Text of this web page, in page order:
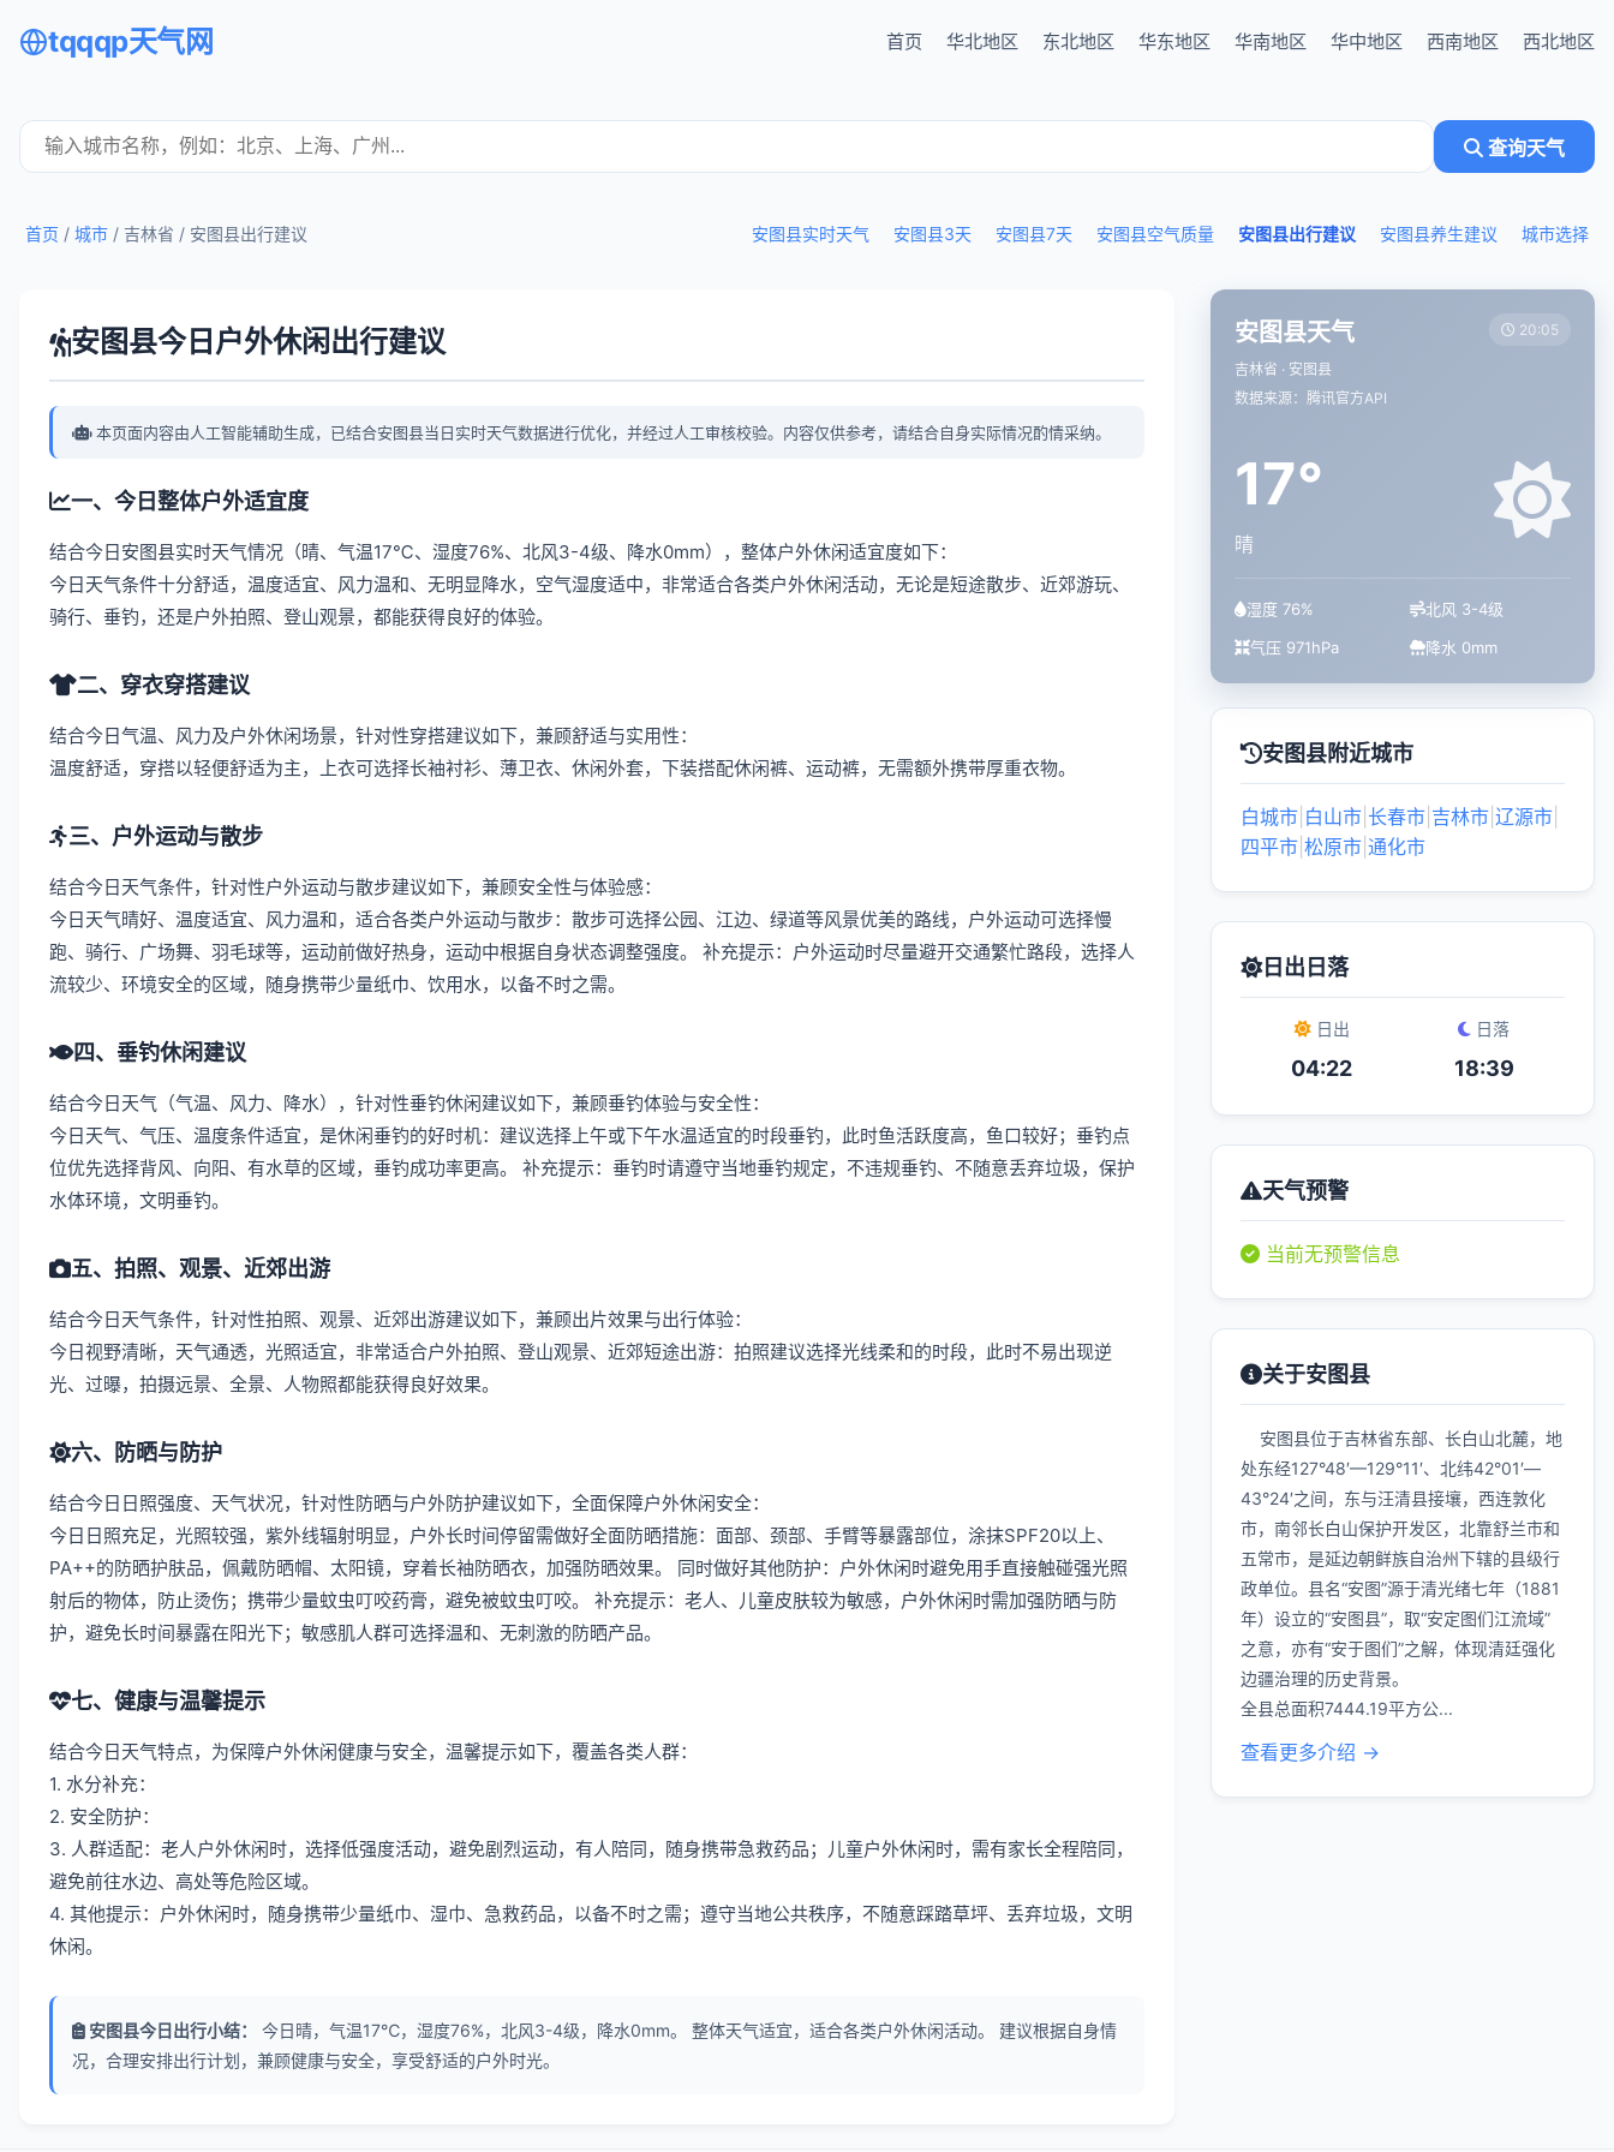
tqqqp天气网 首页 华北地区 东北地区 华东地区 华南地区 华中地区 西南地区 西北地区
查询天气
安图县实时天气 安图县3天 安图县7天 安图县空气质量 安图县出行建议 安图县养生建议 城市选择
首页 / 城市 / 吉林省 / 安图县出行建议
安图县今日户外休闲出行建议
本页面内容由人工智能辅助生成，已结合安图县当日实时天气数据进行优化，并经过人工审核校验。内容仅供参考，请结合自身实际情况酌情采纳。
一、今日整体户外适宜度
结合今日安图县实时天气情况（晴、气温17℃、湿度76%、北风3-4级、降水0mm），整体户外休闲适宜度如下：
今日天气条件十分舒适，温度适宜、风力温和、无明显降水，空气湿度适中，非常适合各类户外休闲活动，无论是短途散步、近郊游玩、
骑行、垂钓，还是户外拍照、登山观景，都能获得良好的体验。
二、穿衣穿搭建议
结合今日气温、风力及户外休闲场景，针对性穿搭建议如下，兼顾舒适与实用性：
温度舒适，穿搭以轻便舒适为主，上衣可选择长袖衬衫、薄卫衣、休闲外套，下装搭配休闲裤、运动裤，无需额外携带厚重衣物。
三、户外运动与散步
结合今日天气条件，针对性户外运动与散步建议如下，兼顾安全性与体验感：
今日天气晴好、温度适宜、风力温和，适合各类户外运动与散步：散步可选择公园、江边、绿道等风景优美的路线，户外运动可选择慢
跑、骑行、广场舞、羽毛球等，运动前做好热身，运动中根据自身状态调整强度。 补充提示：户外运动时尽量避开交通繁忙路段，选择人
流较少、环境安全的区域，随身携带少量纸巾、饮用水，以备不时之需。
四、垂钓休闲建议
结合今日天气（气温、风力、降水），针对性垂钓休闲建议如下，兼顾垂钓体验与安全性：
今日天气、气压、温度条件适宜，是休闲垂钓的好时机：建议选择上午或下午水温适宜的时段垂钓，此时鱼活跃度高，鱼口较好；垂钓点
位优先选择背风、向阳、有水草的区域，垂钓成功率更高。 补充提示：垂钓时请遵守当地垂钓规定，不违规垂钓、不随意丢弃垃圾，保护
水体环境，文明垂钓。
五、拍照、观景、近郊出游
结合今日天气条件，针对性拍照、观景、近郊出游建议如下，兼顾出片效果与出行体验：
今日视野清晰，天气通透，光照适宜，非常适合户外拍照、登山观景、近郊短途出游：拍照建议选择光线柔和的时段，此时不易出现逆
光、过曝，拍摄远景、全景、人物照都能获得良好效果。
六、防晒与防护
结合今日日照强度、天气状况，针对性防晒与户外防护建议如下，全面保障户外休闲安全：
今日日照充足，光照较强，紫外线辐射明显，户外长时间停留需做好全面防晒措施：面部、颈部、手臂等暴露部位，涂抹SPF20以上、
PA++的防晒护肤品，佩戴防晒帽、太阳镜，穿着长袖防晒衣，加强防晒效果。 同时做好其他防护：户外休闲时避免用手直接触碰强光照
射后的物体，防止烫伤；携带少量蚊虫叮咬药膏，避免被蚊虫叮咬。 补充提示：老人、儿童皮肤较为敏感，户外休闲时需加强防晒与防
护，避免长时间暴露在阳光下；敏感肌人群可选择温和、无刺激的防晒产品。
七、健康与温馨提示
结合今日天气特点，为保障户外休闲健康与安全，温馨提示如下，覆盖各类人群：
1. 水分补充：
2. 安全防护：
3. 人群适配：老人户外休闲时，选择低强度活动，避免剧烈运动，有人陪同，随身携带急救药品；儿童户外休闲时，需有家长全程陪同，
避免前往水边、高处等危险区域。
4. 其他提示：户外休闲时，随身携带少量纸巾、湿巾、急救药品，以备不时之需；遵守当地公共秩序，不随意踩踏草坪、丢弃垃圾，文明
休闲。
安图县今日出行小结：
今日晴，气温17℃，湿度76%，北风3-4级，降水0mm。 整体天气适宜，适合各类户外休闲活动。 建议根据自身情
况，合理安排出行计划，兼顾健康与安全，享受舒适的户外时光。
安图县天气
吉林省 · 安图县
数据来源：腾讯官方API
20:05
17°
晴
湿度 76%
北风 3-4级
气压 971hPa
降水 0mm
安图县附近城市
白城市 白山市 长春市 吉林市 辽源市
四平市 松原市 通化市
日出日落
日出
04:22
日落
18:39
天气预警
当前无预警信息
关于安图县
安图县位于吉林省东部、长白山北麓，地
处东经127°48′—129°11′、北纬42°01′—
43°24′之间，东与汪清县接壤，西连敦化
市，南邻长白山保护开发区，北靠舒兰市和
五常市，是延边朝鲜族自治州下辖的县级行
政单位。县名“安图”源于清光绪七年（1881
年）设立的“安图县”，取“安定图们江流域”
之意，亦有“安于图们”之解，体现清廷强化
边疆治理的历史背景。
全县总面积7444.19平方公...
查看更多介绍 →